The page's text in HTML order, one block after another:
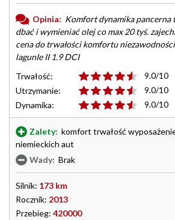
Opinia: Komfort dynamika
dbać i wymieniać olej co max 20 tyś.
cena do trwałości komfortu
lagunIe II 1.9 DCI
Trwałość:
9.0/10
Utrzymanie:
9.0/10
Dynamika:
9.0/10
Zalety: komfort trwałość
niemieckich aut
Wady: Brak
Silnik: 173 km
Rocznik: 2013
Przebieg: 420000